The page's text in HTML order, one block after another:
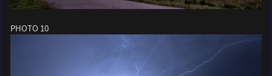
PHOTO 10